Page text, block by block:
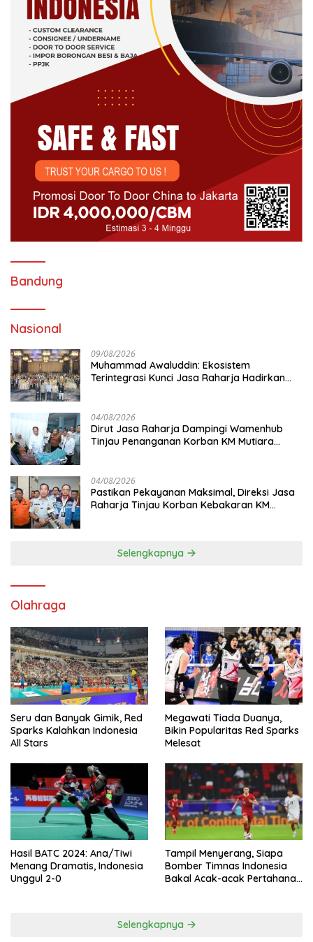
Bandung
Nasional
09/08/2026
Muhammad Awaluddin: Ekosistem
Terintegrasi Kunci Jasa Raharja Hadirkan
04/08/2026
Dirut Jasa Raharja Dampingi Wamenhub
Tinjau Penanganan Korban KM Mutiara
04/08/2026
Pastikan Pekayanan Maksimal, Direksi Jasa
Raharja Tinjau Korban Kebakaran KM
Selengkapnya
Olahraga
Seru dan Banyak Gimik, Red
Sparks Kalahkan Indonesia
All Stars
Megawati Tiada Duanya,
Bikin Popularitas Red Sparks
Melesat
Hasil BATC 2024: Ana/Tiwi
Menang Dramatis, Indonesia
Unggul 2-0
Tampil Menyerang, Siapa
Bomber Timnas Indonesia
Bakal Acak-acak Pertahanan
Selengkapnya